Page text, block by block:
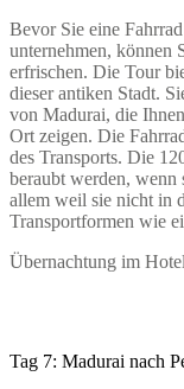
Bevor Sie eine
unternehmen, können
erfrischen. Die Tour
dieser antiken Stadt.
von Madurai, die
Ort zeigen. Die
des Transports. Die
beraubt werden,
allem weil sie nicht in
Transportformen wie
Übernachtung im
Tag 7: Madurai nach